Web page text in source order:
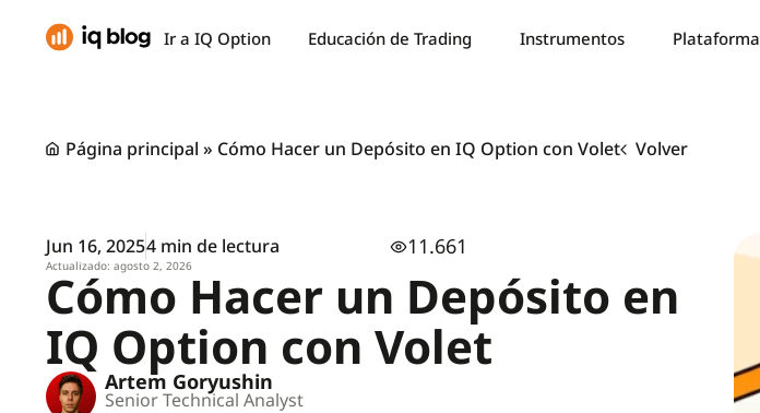
Ir a IQ Option Educación de Trading Instrumentos Plataforma
Página principal » Cómo Hacer un Depósito en IQ Option con Volet Volver
Jun 16, 20254 min de lectura
Actualizado: agosto 2, 2026
11.661
Cómo Hacer un Depósito en
IQ Option con Volet
Artem Goryushin
Senior Technical Analyst